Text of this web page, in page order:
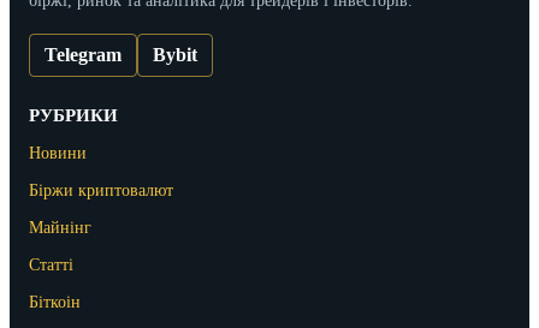
Telegram Bybit
РУБРИКИ
Новини
Біржи криптовалют
Майнінг
Статті
Біткоін